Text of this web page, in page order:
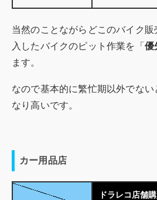
当然のことながらどこのバイク
入したバイクのピット作業を「 優
ます。
なので基本的に繁忙期以外でな
なり高いです。
カー用品店
ドラレコ店舗